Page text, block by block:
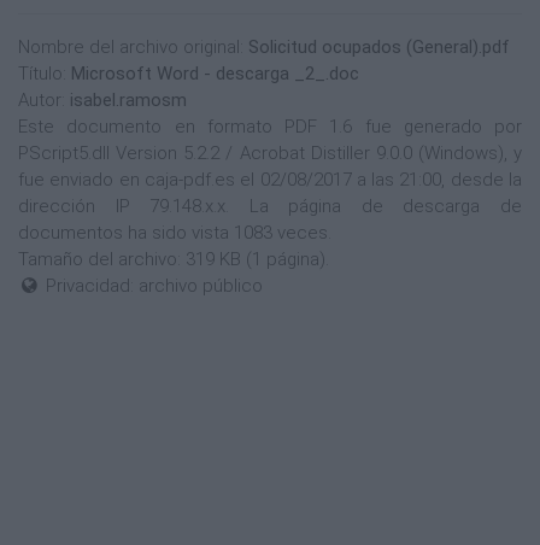
Nombre del archivo original: Solicitud ocupados (General).pdf
Título: Microsoft Word - descarga _2_.doc
Autor: isabel.ramosm
Este documento en formato PDF 1.6 fue generado por
PScript5.dll Version 5.2.2 / Acrobat Distiller 9.0.0 (Windows), y
fue enviado en caja-pdf.es el 02/08/2017 a las 21:00, desde la
dirección IP 79.148.x.x. La página de descarga de
documentos ha sido vista 1083 veces.
Tamaño del archivo: 319 KB (1 página).
Privacidad: archivo público